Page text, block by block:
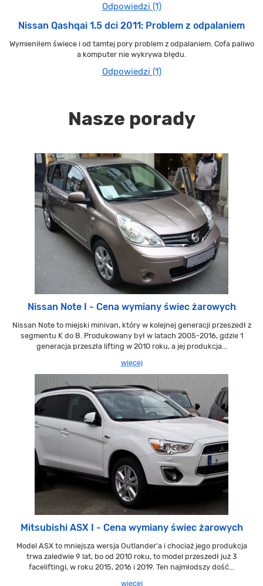
Odpowiedzi (1)
Nissan Qashqai 1.5 dci 2011: Problem z odpalaniem
Wymieniłem świece i od tamtej pory problem z odpalaniem. Cofa paliwo
a komputer nie wykrywa błędu.
Odpowiedzi (1)
Nasze porady
Nissan Note I - Cena wymiany świec żarowych
Nissan Note to miejski minivan, który w kolejnej generacji przeszedł z
segmentu K do B. Produkowany był w latach 2005-2016, gdzie 1
generacja przeszła lifting w 2010 roku, a jej produkcja...
więcej
Mitsubishi ASX I - Cena wymiany świec żarowych
Model ASX to mniejsza wersja Outlander'a i chociaż jego produkcja
trwa zaledwie 9 lat, bo od 2010 roku, to model przeszedł już 3
faceliftingi, w roku 2015, 2016 i 2019. Ten najmłodszy dość...
więcej